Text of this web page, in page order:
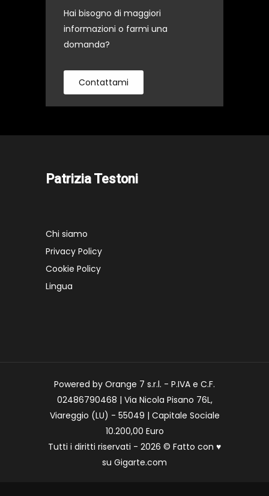
Hai bisogno di maggiori
informazioni o farmi una
domanda?
Contattami
Patrizia Testoni
Chi siamo
Privacy Policy
Cookie Policy
Lingua
Powered by Orange 7 s.r.l. - P.IVA e C.F.
02486790468 | Via Nicola Pisano 76L,
Viareggio (LU) - 55049 | Capitale Sociale
10.200,00 Euro
Tutti i diritti riservati - 2026 © Fatto con ♥
su Gigarte.com